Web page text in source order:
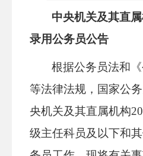
中央机关及其直
录用公务员公告
根据公务员法和
等法律法规，国家公
央机关及其直属机构
级主任科员及以下和